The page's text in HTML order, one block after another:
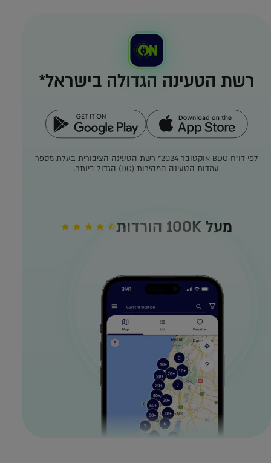
למה העמדה הזו?
רשת הטעינה הגדולה בישראל*
לפי דו"ח BDO אוקטובר 2024*
רשת הטעינה הציבורית בעלת מספר
עמדות הטעינה המהירות (DC) הגדול ביותר.
מעל 100K הורדות